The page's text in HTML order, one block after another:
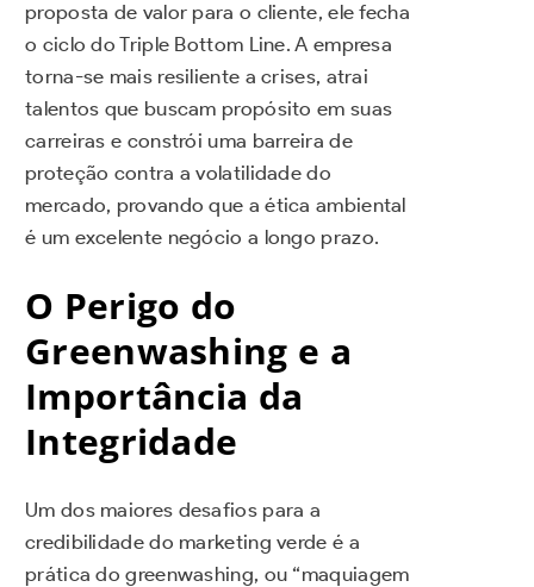
proposta de valor para o cliente, ele fecha
o ciclo do Triple Bottom Line. A empresa
torna-se mais resiliente a crises, atrai
talentos que buscam propósito em suas
carreiras e constrói uma barreira de
proteção contra a volatilidade do
mercado, provando que a ética ambiental
é um excelente negócio a longo prazo.
O Perigo do
Greenwashing e a
Importância da
Integridade
Um dos maiores desafios para a
credibilidade do marketing verde é a
prática do greenwashing, ou “maquiagem